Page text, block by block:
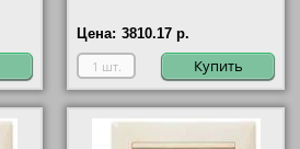
Цена: 3810.17 р.
Купить